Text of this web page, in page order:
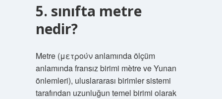
5. sınıfta metre
nedir?
Metre (μετρούν anlamında ölçüm
anlamında fransız birimi mètre ve Yunan
önlemleri), uluslararası birimler sistemi
tarafından uzunluğun temel birimi olarak